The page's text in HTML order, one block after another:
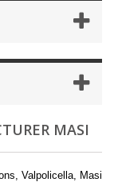
MASI
Valpolicella, Masi